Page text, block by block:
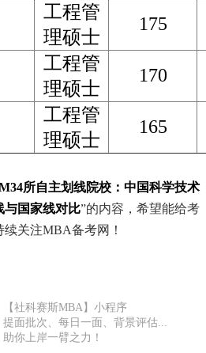
工程管
理硕士
175
工程管
理硕士
170
工程管
理硕士
165
所自主划线院校：中国科学技术
与国家线对比”的内容，希望能给考
关注MBA备考网！
【社科赛斯MBA】小程序
提面批次、每日一面、背景评估...
助你上岸一臂之力！